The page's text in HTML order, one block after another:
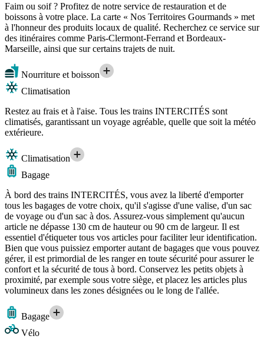
Faim ou soif ? Profitez de notre service de restauration et de
boissons à votre place. La carte « Nos Territoires Gourmands » met
à l'honneur des produits locaux de qualité. Recherchez ce service sur
des itinéraires comme Paris-Clermont-Ferrand et Bordeaux-
Marseille, ainsi que sur certains trajets de nuit.
Nourriture et boisson
Climatisation
Restez au frais et à l'aise. Tous les trains INTERCITÉS sont
climatisés, garantissant un voyage agréable, quelle que soit la météo
extérieure.
Climatisation
Bagage
À bord des trains INTERCITÉS, vous avez la liberté d'emporter
tous les bagages de votre choix, qu'il s'agisse d'une valise, d'un sac
de voyage ou d'un sac à dos. Assurez-vous simplement qu'aucun
article ne dépasse 130 cm de hauteur ou 90 cm de largeur. Il est
essentiel d'étiqueter tous vos articles pour faciliter leur identification.
Bien que vous puissiez emporter autant de bagages que vous pouvez
gérer, il est primordial de les ranger en toute sécurité pour assurer le
confort et la sécurité de tous à bord. Conservez les petits objets à
proximité, par exemple sous votre siège, et placez les articles plus
volumineux dans les zones désignées ou le long de l'allée.
Bagage
Vélo